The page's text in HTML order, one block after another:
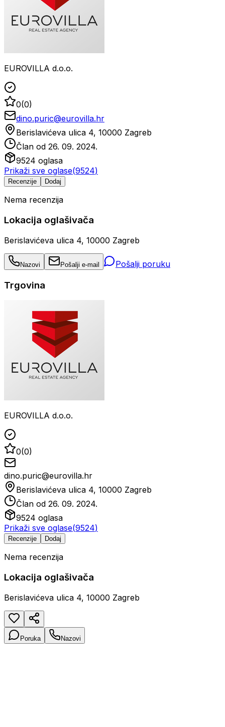
EUROVILLA d.o.o.
0(0)
dino.puric@eurovilla.hr
Berislavićeva ulica 4, 10000 Zagreb
Član od 26. 09. 2024.
9524 oglasa
Prikaži sve oglase(9524)
Recenzije Dodaj
Nema recenzija
Lokacija oglašivača
Berislavićeva ulica 4, 10000 Zagreb
Nazovi Pošalji e-mail Pošalji poruku
Trgovina
EUROVILLA d.o.o.
0(0)
dino.puric@eurovilla.hr
Berislavićeva ulica 4, 10000 Zagreb
Član od 26. 09. 2024.
9524 oglasa
Prikaži sve oglase(9524)
Recenzije Dodaj
Nema recenzija
Lokacija oglašivača
Berislavićeva ulica 4, 10000 Zagreb
Poruka Nazovi